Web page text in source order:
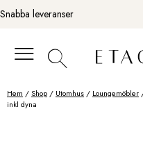
Fortsätt
till
Snabba leveranser
Hem /Shop / Utomhus / Loungemöbler
inkl dyna